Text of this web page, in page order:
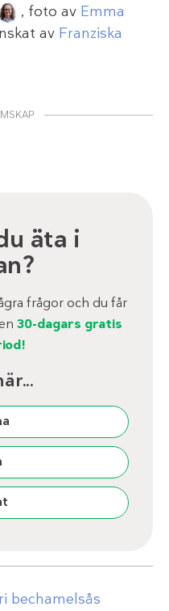
, foto av Emma
av Franziska
äta i
frågor och du får
30-dagars gratis
bechamelsås